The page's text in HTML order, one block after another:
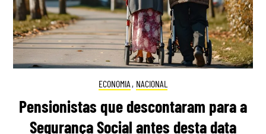
ECONOMIA , NACIONAL
Pensionistas que descontaram para a
Segurança Social antes desta data